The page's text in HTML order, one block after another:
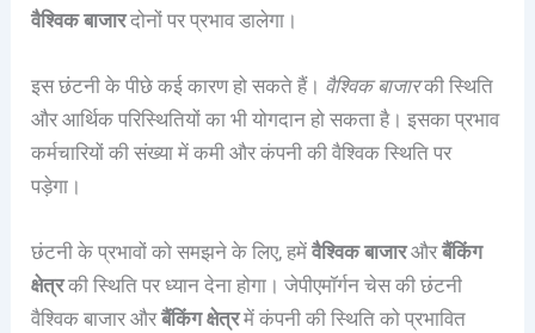
वैश्विक बाजारदोनों पर प्रभाव डालेगा।
इस छंटनी के पीछे कई कारण हो सकते हैं। वैश्विक बाजारकी स्थिति
और आर्थिक परिस्थितियों का भी योगदान हो सकता है। इसका प्रभाव
कर्मचारियों की संख्या में कमी और कंपनी की वैश्विक स्थिति पर
पड़ेगा।
छंटनी के प्रभावों को समझने के लिए, हमेंवैश्विक बाजारऔरबैंकिंग
क्षेत्रकी स्थिति पर ध्यान देना होगा। जेपीएमॉर्गन चेस की छंटनी
वैश्विक बाजार औरबैंकिंग क्षेत्रमें कंपनी की स्थिति को प्रभावित